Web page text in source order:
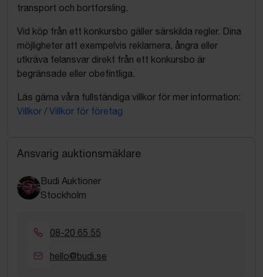
transport och bortforsling.
Vid köp från ett konkursbo gäller särskilda regler. Dina
möjligheter att exempelvis reklamera, ångra eller
utkräva felansvar direkt från ett konkursbo är
begränsade eller obefintliga.
Läs gärna våra fullständiga villkor för mer information:
Villkor / Villkor för företag
Ansvarig auktionsmäklare
Budi Auktioner
Stockholm
08-20 65 55
hello@budi.se